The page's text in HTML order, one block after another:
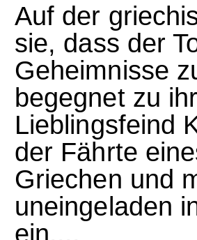
Auf der
sie, dass der
Geheimnisse
begegnet zu
Lieblingsfeind
der Fährte
Griechen und
uneingeladen
ein....